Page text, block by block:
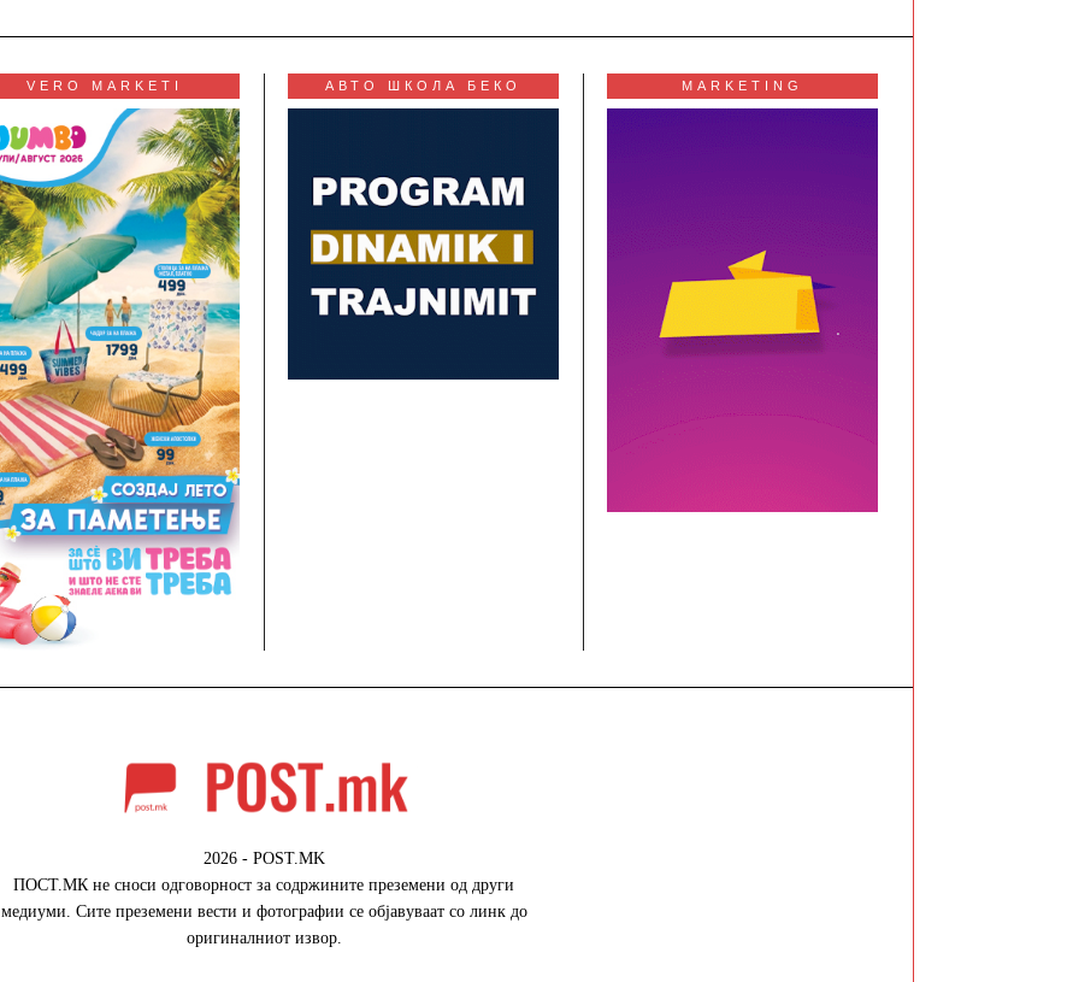
VERO MARKETI АВТО ШКОЛА БЕКО MARKETING
2026 - POST.MK
ПОСТ.МК не сноси одговорност за содржините преземени од други
медиуми. Сите преземени вести и фотографии се објавуваат со линк до
оригиналниот извор.